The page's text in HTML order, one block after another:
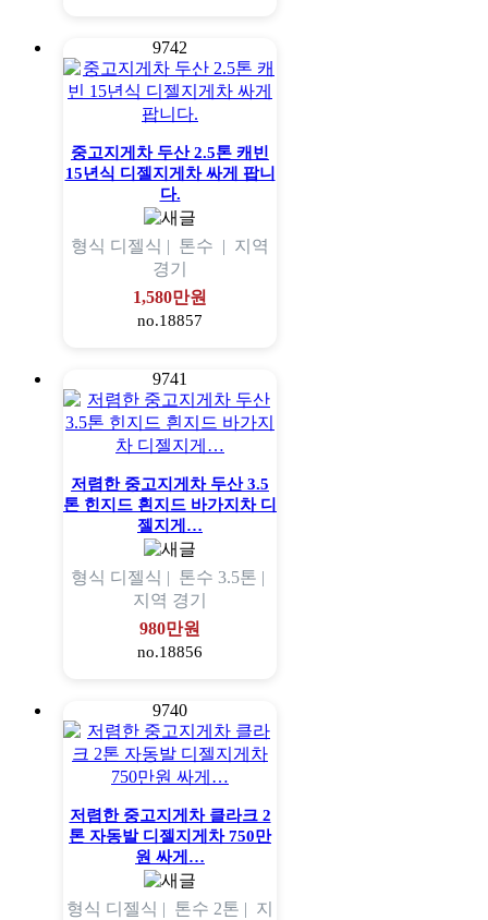
9742
중고지게차 두산 2.5톤 캐빈
15년식 디젤지게차 싸게 팝니
다.
형식 디젤식 | 톤수 | 지역
경기
1,580만원
no.18857
9741
저렴한 중고지게차 두산 3.5
톤 힌지드 흰지드 바가지차 디
젤지게…
형식 디젤식 | 톤수 3.5톤 |
지역 경기
980만원
no.18856
9740
저렴한 중고지게차 클라크 2
톤 자동발 디젤지게차 750만
원 싸게…
형식 디젤식 | 톤수 2톤 | 지